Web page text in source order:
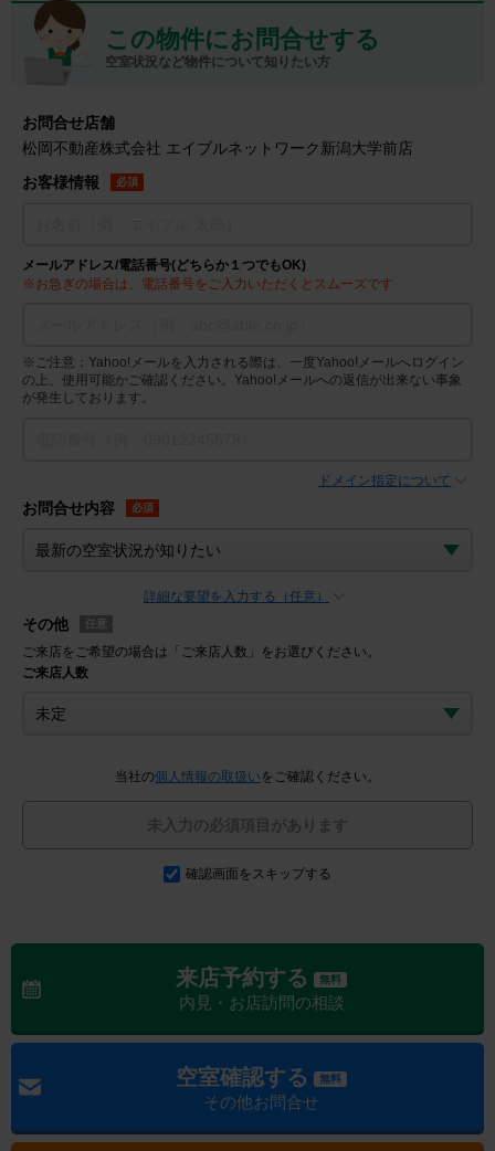
この物件にお問合せする
空室状況など物件について知りたい方
お問合せ店舗
松岡不動産株式会社 エイブルネットワーク新潟大学前店
お客様情報
必須
メールアドレス/電話番号(どちらか１つでもOK)
※お急ぎの場合は、電話番号をご入力いただくとスムーズです
※ご注意：Yahoo!メールを入力される際は、一度Yahoo!メールへログイン
の上、使用可能かご確認ください。Yahoo!メールへの返信が出来ない事象
が発生しております。
ドメイン指定について
お問合せ内容 必須
詳細な要望を入力する（任意）
その他 任意
ご来店をご希望の場合は「ご来店人数」をお選びください。
ご来店人数
当社の個人情報の取扱い をご確認ください。
未入力の必須項目があります
確認画面をスキップする
来店予約する 無料
内見・お店訪問の相談
空室確認する 無料
その他お問合せ